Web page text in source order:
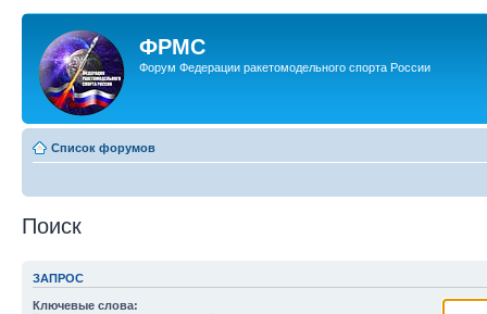
ФРМС
Форум Федерации ракетомодельного спорта России
Список форумов
Поиск
ЗАПРОС
Ключевые слова: